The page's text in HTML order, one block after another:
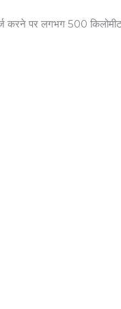
करने पर लगभग 500